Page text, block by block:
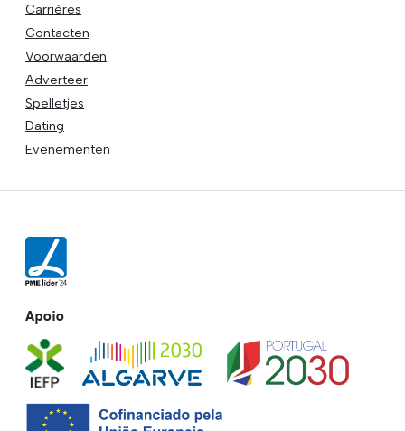
Carrières
Contacten
Voorwaarden
Adverteer
Spelletjes
Dating
Evenementen
Apoio